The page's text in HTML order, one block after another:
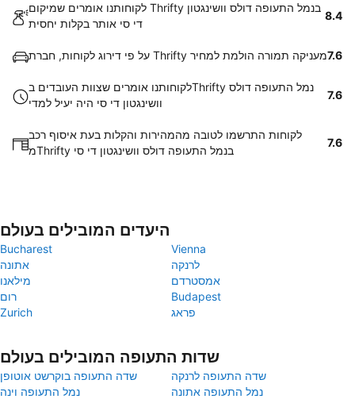
לקוחותנו אומרים שמיקום Thrifty בנמל התעופה דולס וושינגטון
די סי אותר בקלות יחסית
8.4
על פי דירוג לקוחות, חברת Thrifty מעניקה תמורה הולמת למחיר7.6
לקוחותנו אומרים שצוות העובדים בThrifty נמל התעופה דולס
וושינגטון די סי היה יעיל למדי
7.6
לקוחות התרשמו לטובה מהמהירות והקלות בעת איסוף רכב
מThrifty בנמל התעופה דולס וושינגטון די סי
7.6
היעדים המובילים בעולם
Bucharest
Vienna
אתונה
לרנקה
מילאנו
אמסטרדם
רום
Budapest
Zurich
פראג
שדות התעופה המובילים בעולם
שדה התעופה בוקרשט אוטופן
שדה התעופה לרנקה
נמל התעופה וינה
נמל התעופה אתונה